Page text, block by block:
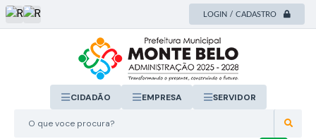
LOGIN / CADASTRO
O que voce procura?
CIDADÃO EMPRESA SERVIDOR